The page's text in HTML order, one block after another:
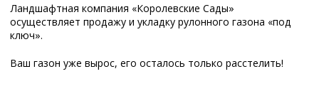
Ландшафтная компания «Королевские Сады»
осуществляет продажу и укладку рулонного газона «под
ключ».
Ваш газон уже вырос, его осталось только расстелить!